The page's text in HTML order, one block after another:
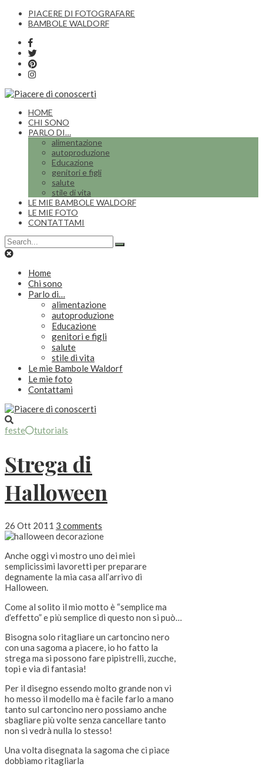
PIACERE DI FOTOGRAFARE
BAMBOLE WALDORF
HOME
CHI SONO
PARLO DI…
alimentazione
autoproduzione
Educazione
genitori e figli
salute
stile di vita
LE MIE BAMBOLE WALDORF
LE MIE FOTO
CONTATTAMI
Home
Chi sono
Parlo di…
alimentazione
autoproduzione
Educazione
genitori e figli
salute
stile di vita
Le mie Bambole Waldorf
Le mie foto
Contattami
feste tutorials
Strega di
Halloween
26 Ott 2011 3 comments
Anche oggi vi mostro uno dei miei
semplicissimi lavoretti per preparare
degnamente la mia casa all’arrivo di
Halloween.
Come al solito il mio motto è “semplice ma
d’effetto” e più semplice di questo non si può…
Bisogna solo ritagliare un cartoncino nero
con una sagoma a piacere, io ho fatto la
strega ma si possono fare pipistrelli, zucche,
topi e via di fantasia!
Per il disegno essendo molto grande non vi
ho messo il modello ma è facile farlo a mano
tanto sul cartoncino nero possiamo anche
sbagliare più volte senza cancellare tanto
non si vedrà nulla lo stesso!
Una volta disegnata la sagoma che ci piace
dobbiamo ritagliarla